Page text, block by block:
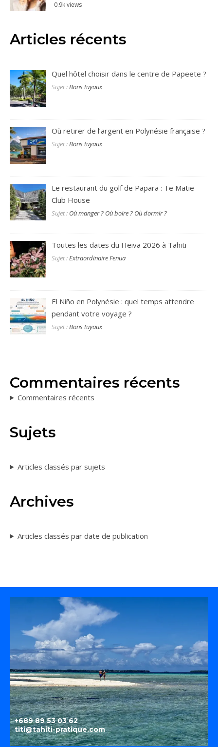
0.9k views
Articles récents
Quel hôtel choisir dans le centre de Papeete ?
Sujet :Bons tuyaux
Où retirer de l’argent en Polynésie française ?
Sujet :Bons tuyaux
Le restaurant du golf de Papara : Te Matie
Club House
Sujet : Où manger ? Où boire ? Où dormir ?
Toutes les dates du Heiva 2026 à Tahiti
Sujet :Extraordinaire Fenua
El Niño en Polynésie : quel temps attendre
pendant votre voyage ?
Sujet :Bons tuyaux
Commentaires récents
Commentaires récents
Sujets
Articles classés par sujets
Archives
Articles classés par date de publication
+689 89 53 03 62
titi@tahiti-pratique.com